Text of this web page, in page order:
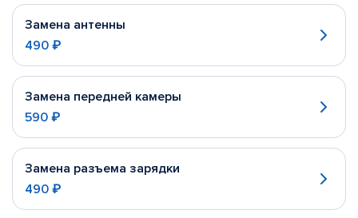
Замена антенны
490 ₽
Замена передней камеры
590 ₽
Замена разъема зарядки
490 ₽